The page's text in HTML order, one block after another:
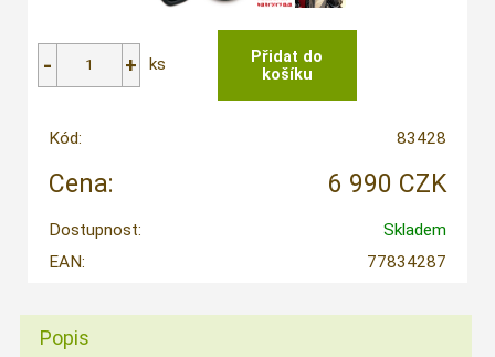
ks
Kód: 83428
Cena: 6 990 CZK
Dostupnost:
Skladem
EAN:
77834287
Popis